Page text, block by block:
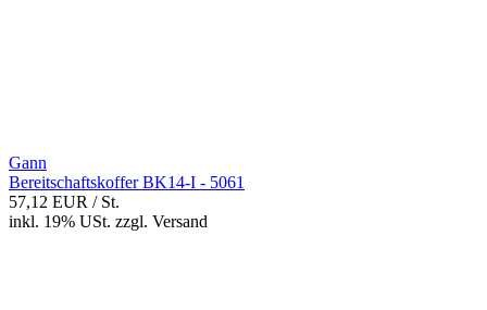
Gann
Bereitschaftskoffer BK14-I - 5061
57,12 EUR / St.
inkl. 19% USt. zzgl. Versand